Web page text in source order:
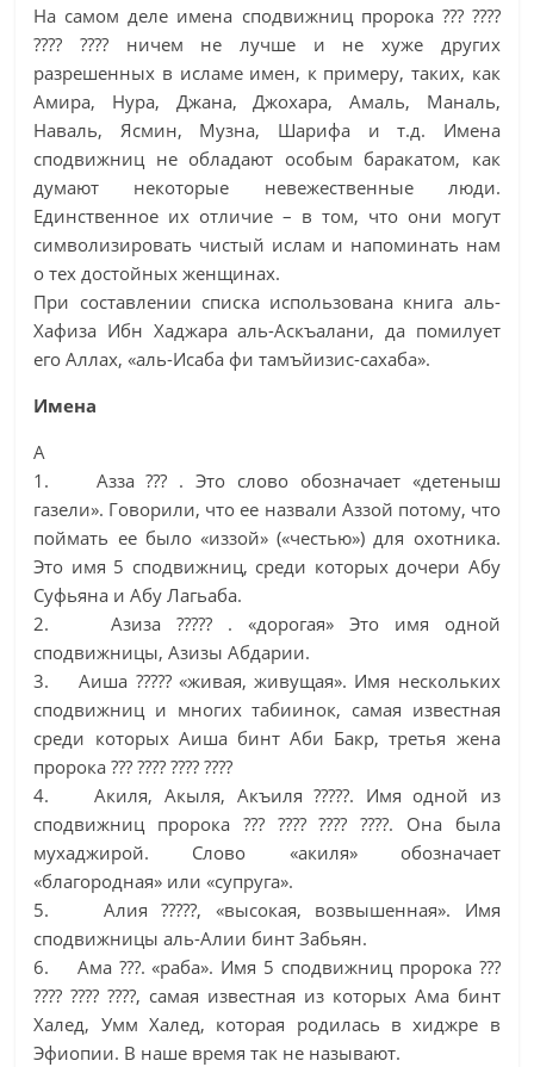
На самом деле имена сподвижниц пророка ??? ????
???? ???? ничем не лучше и не хуже других
разрешенных в исламе имен, к примеру, таких, как
Амира, Нура, Джана, Джохара, Амаль, Маналь,
Наваль, Ясмин, Музна, Шарифа и т.д. Имена
сподвижниц не обладают особым баракатом, как
думают некоторые невежественные люди.
Единственное их отличие – в том, что они могут
символизировать чистый ислам и напоминать нам
о тех достойных женщинах.
При составлении списка использована книга аль-
Хафиза Ибн Хаджара аль-Аскъалани, да помилует
его Аллах, «аль-Исаба фи тамъйизис-сахаба».
Имена
А
1. Азза ??? . Это слово обозначает «детеныш
газели». Говорили, что ее назвали Аззой потому, что
поймать ее было «иззой» («честью») для охотника.
Это имя 5 сподвижниц, среди которых дочери Абу
Суфьяна и Абу Лагьаба.
2. Азиза ????? . «дорогая» Это имя одной
сподвижницы, Азизы Абдарии.
3. Аиша ????? «живая, живущая». Имя нескольких
сподвижниц и многих табиинок, самая известная
среди которых Аиша бинт Аби Бакр, третья жена
пророка ??? ???? ???? ????
4. Акиля, Акыля, Акъиля ?????. Имя одной из
сподвижниц пророка ??? ???? ???? ????. Она была
мухаджирой. Слово «акиля» обозначает
«благородная» или «супруга».
5. Алия ?????, «высокая, возвышенная». Имя
сподвижницы аль-Алии бинт Забьян.
6. Ама ???. «раба». Имя 5 сподвижниц пророка ???
???? ???? ????, самая известная из которых Ама бинт
Халед, Умм Халед, которая родилась в хиджре в
Эфиопии. В наше время так не называют.